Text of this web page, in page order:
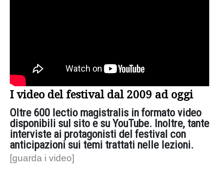
I video del festival dal 2009 ad oggi
Oltre 600 lectio magistralis in formato video
disponibili sul sito e su YouTube. Inoltre, tante
interviste ai protagonisti del festival con